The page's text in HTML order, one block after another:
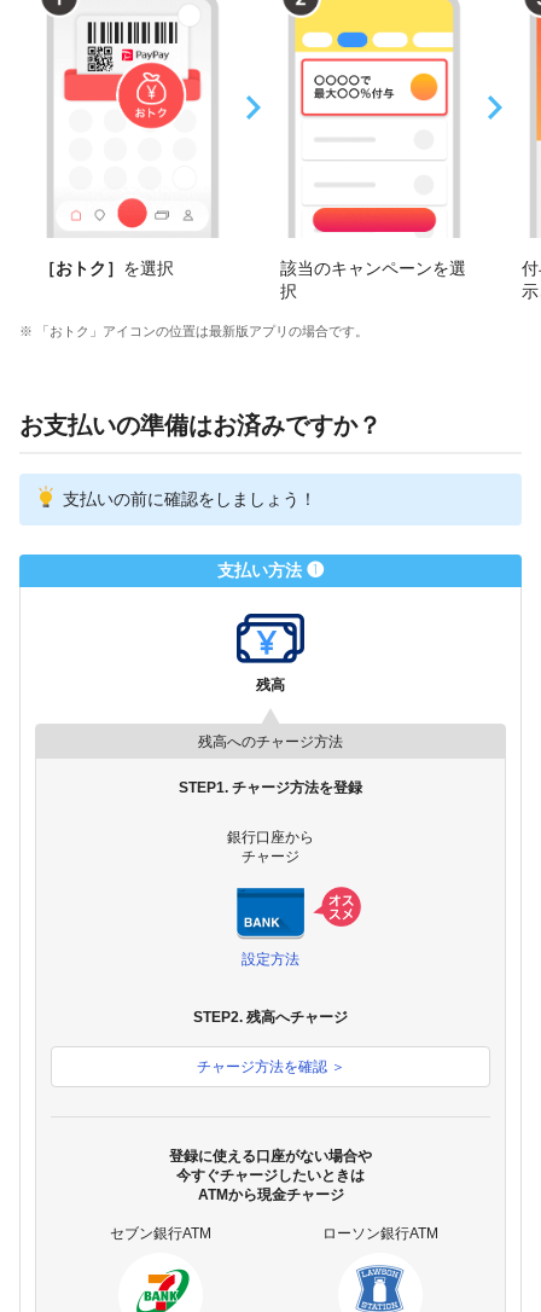
［おトク］ を選択
該当のキャンペーンを選
択
※ 「おトク」アイコンの位置は最新版アプリの場合です。
お支払いの準備はお済みですか？
支払いの前に確認をしましょう！
支払い方法 ❶
残高
残高へのチャージ方法
STEP1. チャージ方法を登録
銀行口座から
チャージ
設定方法
STEP2. 残高へチャージ
チャージ方法を確認 ＞
登録に使える口座がない場合や
今すぐチャージしたいときは
ATMから現金チャージ
セブン銀行ATM ローソン銀行ATM